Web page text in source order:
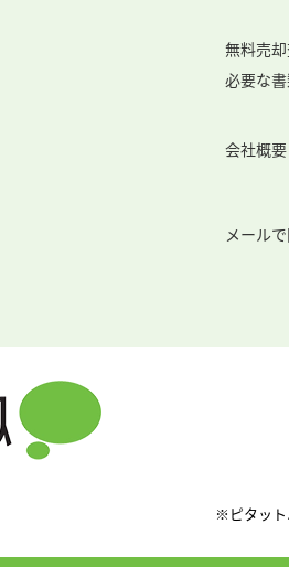
無料売
必要な
会社概要
メール
※ピタット